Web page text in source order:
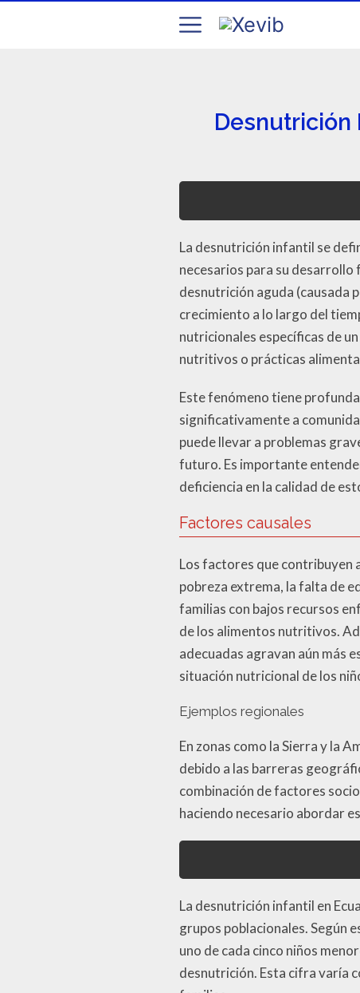
Desnutrición
La desnutrición infantil se
necesarios para su
desnutrición aguda (causada
crecimiento a lo largo del
nutricionales específicas de
nutritivos o prácticas
Este fenómeno tiene
significativamente a
puede llevar a problemas
futuro. Es importante
deficiencia en la calidad de
Factores causales
Los factores que contribuyen
pobreza extrema, la falta de
familias con bajos recursos
de los alimentos nutritivos.
adecuadas agravan aún más
situación nutricional de los
Ejemplos regionales
En zonas como la Sierra y la
debido a las barreras
combinación de factores
haciendo necesario abordar
La desnutrición infantil en
grupos poblacionales. Según
uno de cada cinco niños
desnutrición. Esta cifra varía